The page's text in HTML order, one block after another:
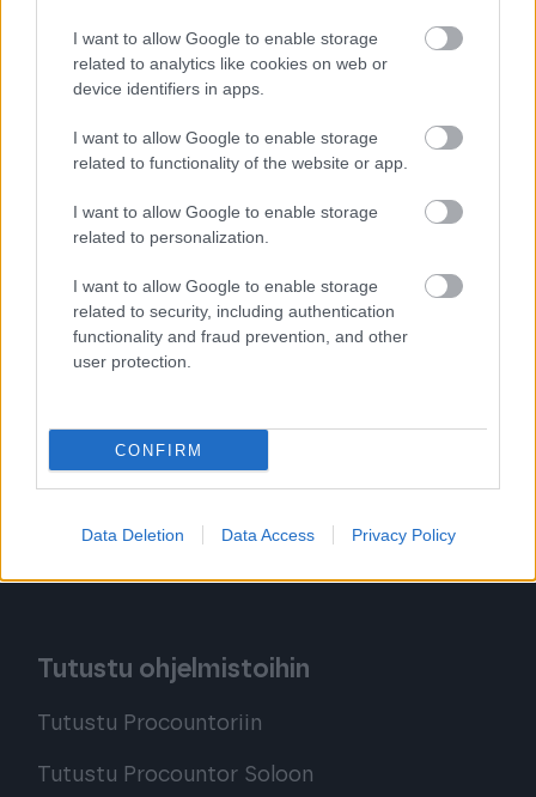
I want to allow Google to enable storage
related to analytics like cookies on web or
device identifiers in apps.
I want to allow Google to enable storage
related to functionality of the website or app.
I want to allow Google to enable storage
related to personalization.
I want to allow Google to enable storage
related to security, including authentication
functionality and fraud prevention, and other
user protection.
CONFIRM
Data Deletion Data Access Privacy Policy
Ratkaisut
Procountor
Procountor Solo
Finago Sign
Tutustu ohjelmistoihin
Tutustu Procountoriin
Tutustu Procountor Soloon